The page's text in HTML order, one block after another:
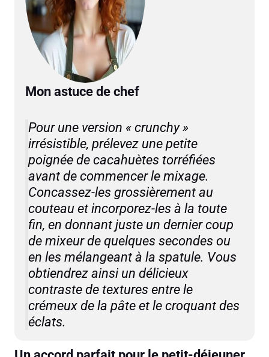
Mon astuce de chef
Pour une version « crunchy »
irrésistible, prélevez une petite
poignée de cacahuètes torréfiées
avant de commencer le mixage.
Concassez-les grossièrement au
couteau et incorporez-les à la toute
fin, en donnant juste un dernier coup
de mixeur de quelques secondes ou
en les mélangeant à la spatule. Vous
obtiendrez ainsi un délicieux
contraste de textures entre le
crémeux de la pâte et le croquant des
éclats.